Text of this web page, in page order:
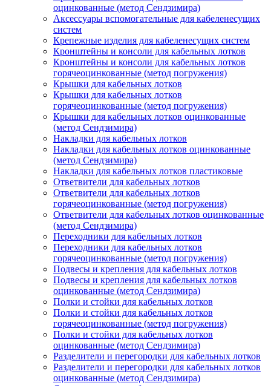
оцинкованные (метод Сендзимира)
Аксессуары вспомогательные для кабеленесущих
систем
Крепежные изделия для кабеленесущих систем
Кронштейны и консоли для кабельных лотков
Кронштейны и консоли для кабельных лотков
горячеоцинкованные (метод погружения)
Крышки для кабельных лотков
Крышки для кабельных лотков
горячеоцинкованные (метод погружения)
Крышки для кабельных лотков оцинкованные
(метод Сендзимира)
Накладки для кабельных лотков
Накладки для кабельных лотков оцинкованные
(метод Сендзимира)
Накладки для кабельных лотков пластиковые
Ответвители для кабельных лотков
Ответвители для кабельных лотков
горячеоцинкованные (метод погружения)
Ответвители для кабельных лотков оцинкованные
(метод Сендзимира)
Переходники для кабельных лотков
Переходники для кабельных лотков
горячеоцинкованные (метод погружения)
Подвесы и крепления для кабельных лотков
Подвесы и крепления для кабельных лотков
оцинкованные (метод Сендзимира)
Полки и стойки для кабельных лотков
Полки и стойки для кабельных лотков
горячеоцинкованные (метод погружения)
Полки и стойки для кабельных лотков
оцинкованные (метод Сендзимира)
Разделители и перегородки для кабельных лотков
Разделители и перегородки для кабельных лотков
оцинкованные (метод Сендзимира)